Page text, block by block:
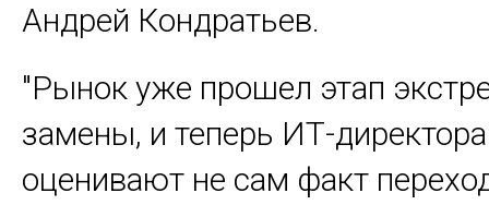
Андрей Кондратьев.
"Рынок уже прошел этап
замены, и теперь ИТ-
оценивают не сам факт